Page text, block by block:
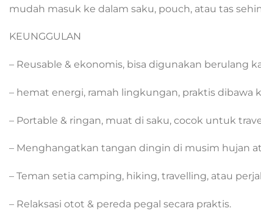
mudah masuk ke dalam saku, pouch, atau tas
KEUNGGULAN
– Reusable & ekonomis, bisa digunakan berulang
– hemat energi, ramah lingkungan, praktis dibawa
– Portable & ringan, muat di saku, cocok untuk
– Menghangatkan tangan dingin di musim hujan
– Teman setia camping, hiking, travelling, atau
– Relaksasi otot & pereda pegal secara praktis.